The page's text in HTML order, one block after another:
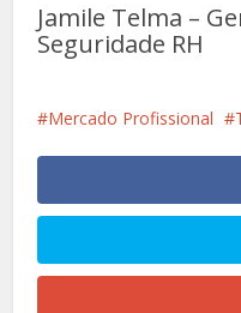
Jamile Telma –
Seguridade RH
Mercado Profissional